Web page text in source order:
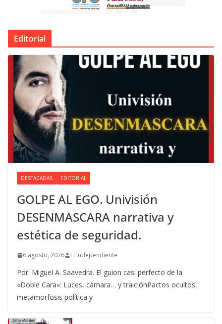
Editorial
DESTACADAS EDITORIAL
GOLPE AL EGO. Univisión
DESENMASCARA narrativa y
estética de seguridad.
6 agosto, 2026 El Independiente
Por: Miguel A. Saavedra. El guion casi perfecto de la
«Doble Cara»: Luces, cámara… y traiciónPactos ocultos,
metamorfosis política y